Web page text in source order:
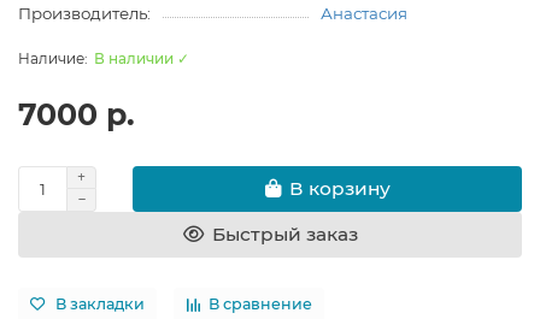
Производитель:
Анастасия
В наличии ✓
7000 р.
В корзину
Быстрый заказ
В закладки В сравнение